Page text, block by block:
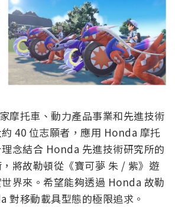
摩托車、動力產品事業和先進技術
40 位志願者，應用 Honda 摩托
念結合 Honda 先進技術研究所的
將故勒頓從《寶可夢 朱 / 紫》遊
界來。希望能夠透過 Honda 故勒
對移動載具型態的極限追求。